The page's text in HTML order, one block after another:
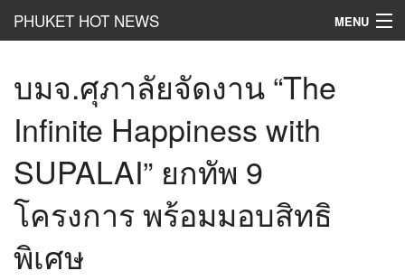
PHUKET HOT NEWS MENU
Hot Clip
Hot List
HotGossip
HotBusiness
เที่ยว ชิม ช๊อป
บมจ.ศุภาลัยจัดงาน “The
Infinite Happiness with
SUPALAI” ยกทัพ 9
โครงการ พร้อมมอบสิทธิ
พิเศษ